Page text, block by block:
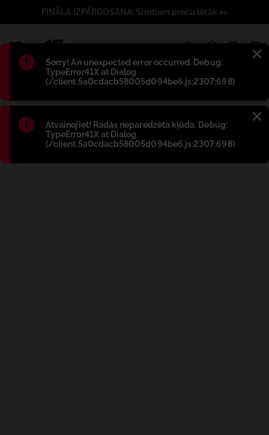
Błąd:
Sorry! An unexpected error occurred. Debug:
TypeError41X at Dialog
(/client.5a0cdacb58005d094be6.js:2307:698)
Błąd:
Atvainojiet! Radās neparedzēta kļūda. Debug:
TypeError41X at Dialog
(/client.5a0cdacb58005d094be6.js:2307:698)
FINĀLA IZPĀRDOŠANA: Simtiem preču lētāk >>